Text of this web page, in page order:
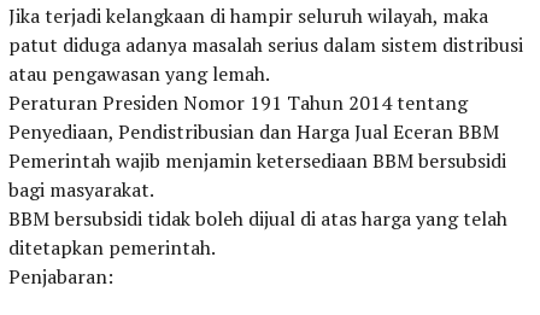
Jika terjadi kelangkaan di hampir seluruh wilayah, maka
patut diduga adanya masalah serius dalam sistem distribusi
atau pengawasan yang lemah.
Peraturan Presiden Nomor 191 Tahun 2014 tentang
Penyediaan, Pendistribusian dan Harga Jual Eceran BBM
Pemerintah wajib menjamin ketersediaan BBM bersubsidi
bagi masyarakat.
BBM bersubsidi tidak boleh dijual di atas harga yang telah
ditetapkan pemerintah.
Penjabaran: